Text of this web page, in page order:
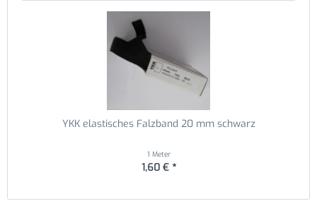
YKK elastisches Falzband 20 mm schwarz
1 Meter
1,60 € *